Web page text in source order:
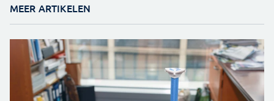
MEER ARTIKELEN